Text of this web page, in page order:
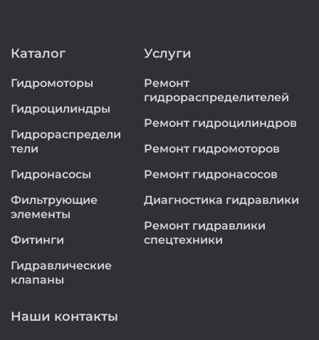
Каталог
Гидромоторы
Гидроцилиндры
Гидрораспредели
тели
Гидронасосы
Фильтрующие
элементы
Фитинги
Гидравлические
клапаны
Услуги
Ремонт
гидрораспределителей
Ремонт гидроцилиндров
Ремонт гидромоторов
Ремонт гидронасосов
Диагностика гидравлики
Ремонт гидравлики
спецтехники
Наши контакты